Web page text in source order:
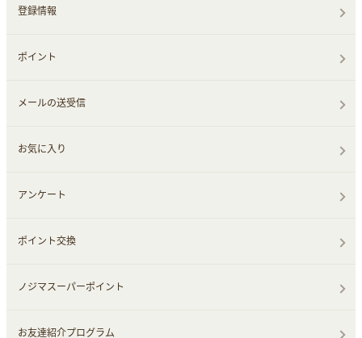
登録情報
ポイント
メールの送受信
お気に入り
アンケート
ポイント交換
ノジマスーパーポイント
お友達紹介プログラム